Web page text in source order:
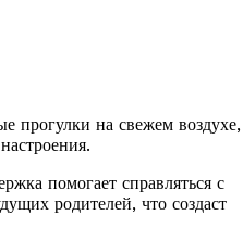
прогулки на свежем воздухе,
помогает справляться с
родителей, что создаст